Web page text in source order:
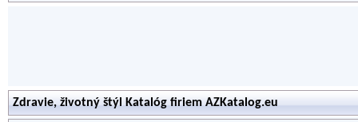
Zdravie, životný štýl Katalóg firiem AZKatalog.eu